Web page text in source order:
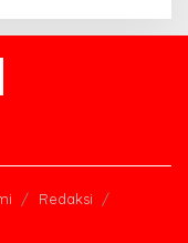
Redaksi